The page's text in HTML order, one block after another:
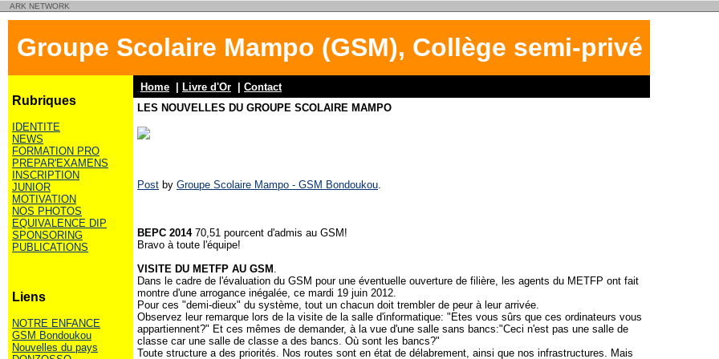
ARK NETWORK
Groupe Scolaire Mampo (GSM), Collège semi-privé
Rubriques
IDENTITE
NEWS
FORMATION PRO
PREPAR'EXAMENS
INSCRIPTION
JUNIOR
MOTIVATION
NOS PHOTOS
EQUIVALENCE DIP
SPONSORING
PUBLICATIONS
Liens
NOTRE ENFANCE
GSM Bondoukou
Nouvelles du pays
Home Livre d'Or
Contact
LES NOUVELLES DU GROUPE SCOLAIRE MAMPO
Post by Groupe Scolaire Mampo - GSM Bondoukou.
BEPC 201470,51 pourcent d'admis au GSM!
Bravo à toute l'équipe!
VISITE DU METFP AU GSM .
Dans le cadre de l'évaluation du GSM pour une éventuelle ouverture de filière, les agents du METFP ont fait
montre d'une arrogance inégalée, ce mardi 19 juin 2012.
Pour ces "demi-dieux" du système, tout un chacun doit trembler de peur à leur arrivée.
Observez leur remarque lors de la visite de la salle d'informatique: "Etes vous sûrs que ces ordinateurs vous
appartiennent?" Et ces mêmes de demander, à la vue d'une salle sans bancs:"Ceci n'est pas une salle de
classe car une salle de classe a des bancs. Où sont les bancs?"
Toute structure a des priorités. Nos routes sont en état de délabrement, ainsi que nos infrastructures. Mais